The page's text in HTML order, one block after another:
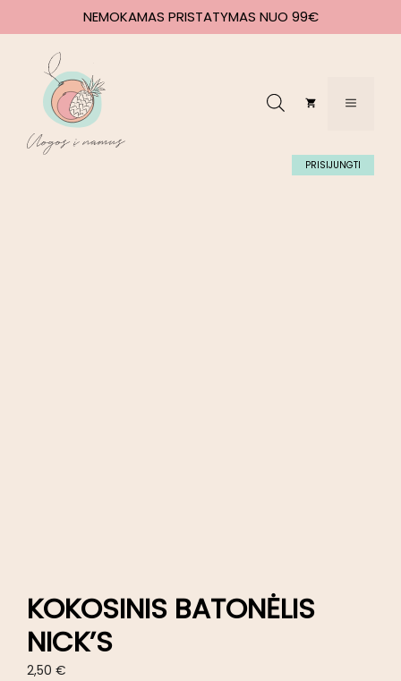
NEMOKAMAS PRISTATYMAS NUO 99€
PRISIJUNGTI
KOKOSINIS BATONĖLIS
NICK’S
2,50 €